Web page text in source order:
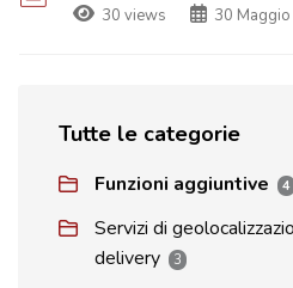
30 views 30
Tutte le categorie
Funzioni aggiuntive 4
Servizi di
delivery
3